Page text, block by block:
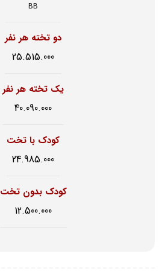
BB
دو تخته هر نفر
25.515.000
یک تخته هر نفر
40.090.000
کودک با تخت
24.985.000
کودک بدون تخت
12.500.000